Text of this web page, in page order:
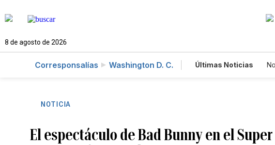
8 de agosto de 2026
Corresponsalías Washington D. C. Últimas Noticias
NOTICIA
El espectáculo de Bad Bunny en el